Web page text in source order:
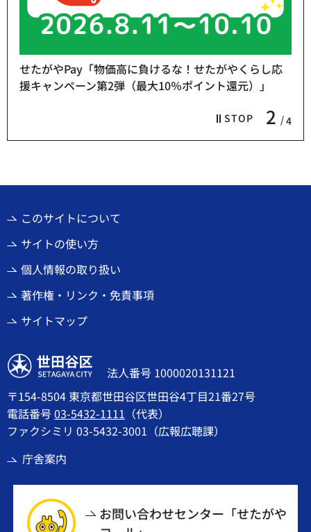
STOP 2 4
せたがやPay「物価高に負けるな！せたがやくらし応
援キャンペーン第2弾（最大10％ポイント還元）」
このサイトについて
サイトの使い方
個人情報の取り扱い
著作権・リンク・免責事項
サイトマップ
世田谷区
法人番号 1000020131121
〒154-8504 東京都世田谷区世田谷4丁目21番27号
電話番号03-5432-1111 （代表）
ファクシミリ 03-5432-3001（広報広聴課）
庁舎案内
お問い合わせセンター「せたがや